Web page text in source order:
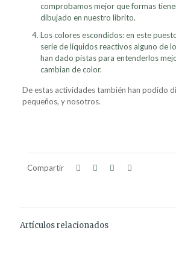
comprobamos mejor que formas
dibujado en nuestro librito.
Los colores escondidos: en este
serie de líquidos reactivos alguno de
han dado pistas para entenderlos
cambian de color.
De estas actividades también han podido
pequeños, y nosotros.
Compartir
Artículos relacionados